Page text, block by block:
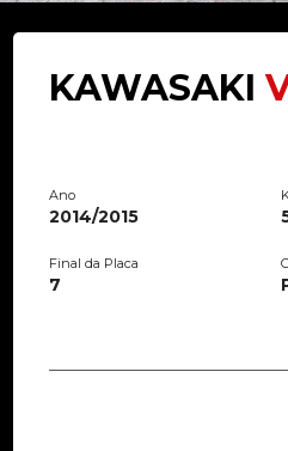
KAWASAKI
Ano
2014/2015
Final da Placa
7